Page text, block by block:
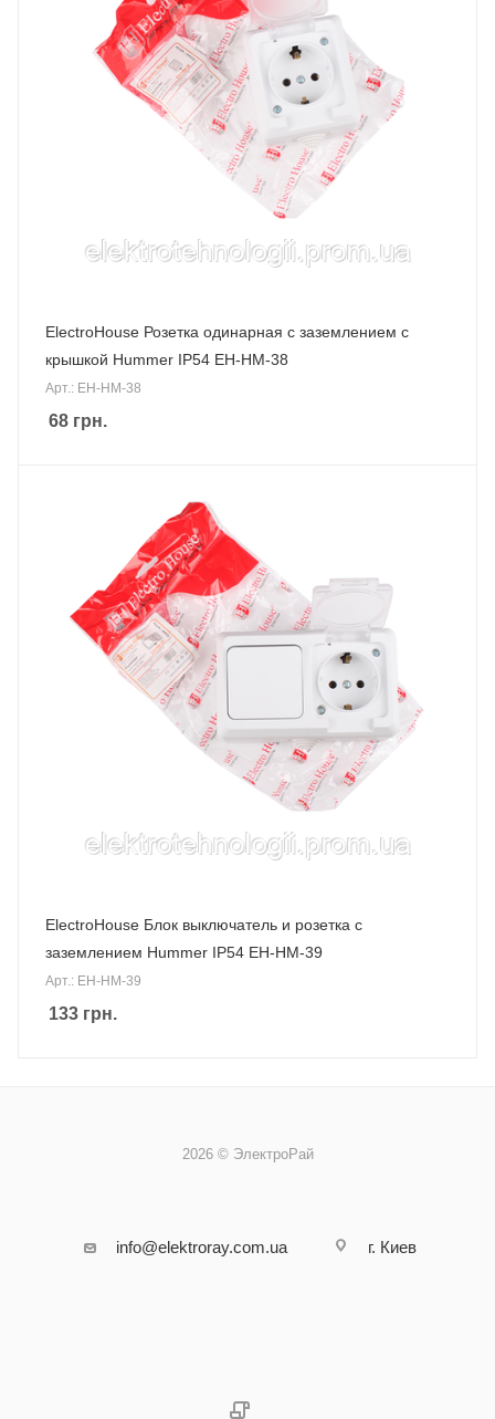
ElectroHouse Розетка одинарная с заземлением c
крышкой Hummer IP54 EH-HM-38
Арт.: EH-HM-38
68 грн.
ElectroHouse Блок выключатель и розетка с
заземлением Hummer IP54 EH-HM-39
Арт.: EH-HM-39
133 грн.
2026 © ЭлектроРай
info@elektroray.com.ua г. Киев